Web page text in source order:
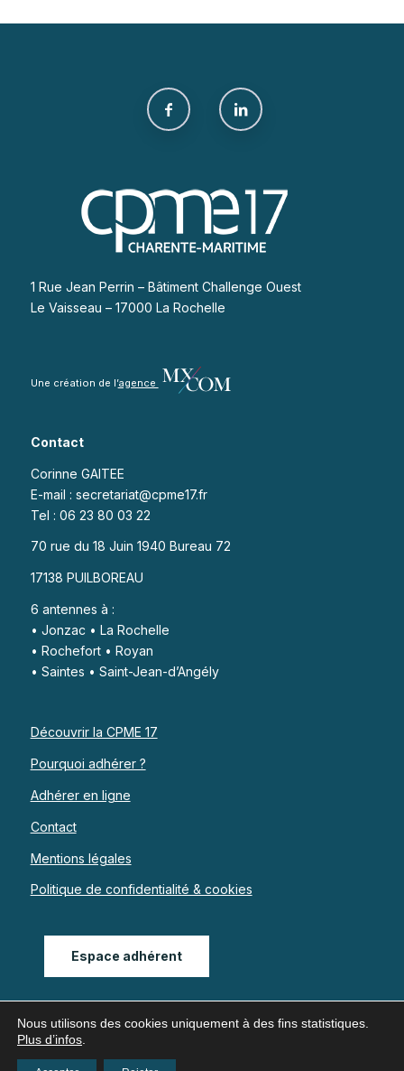
1 Rue Jean Perrin – Bâtiment Challenge Ouest
Le Vaisseau – 17000 La Rochelle
Une création de l’agence
Contact
Corinne GAITEE
E-mail : secretariat@cpme17.fr
Tel : 06 23 80 03 22
70 rue du 18 Juin 1940 Bureau 72
17138 PUILBOREAU
6 antennes à :
• Jonzac • La Rochelle
• Rochefort • Royan
• Saintes • Saint-Jean-d’Angély
Découvrir la CPME 17
Pourquoi adhérer ?
Adhérer en ligne
Contact
Mentions légales
Politique de confidentialité & cookies
Espace adhérent
Nous utilisons des cookies uniquement à des fins statistiques.
Plus d’infos